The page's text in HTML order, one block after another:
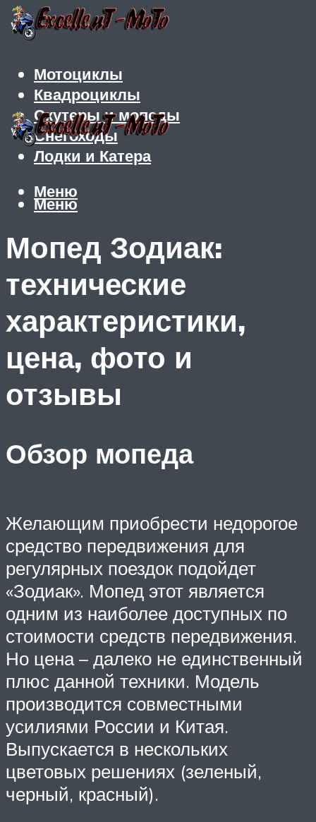
Мотоциклы
Квадроциклы
Скутеры и мопеды
Снегоходы
Лодки и Катера
Меню
Меню
Мопед Зодиак:
технические
характеристики,
цена, фото и
отзывы
Обзор мопеда
Желающим приобрести недорогое
средство передвижения для
регулярных поездок подойдет
«Зодиак». Мопед этот является
одним из наиболее доступных по
стоимости средств передвижения.
Но цена – далеко не единственный
плюс данной техники. Модель
производится совместными
усилиями России и Китая.
Выпускается в нескольких
цветовых решениях (зеленый,
черный, красный).